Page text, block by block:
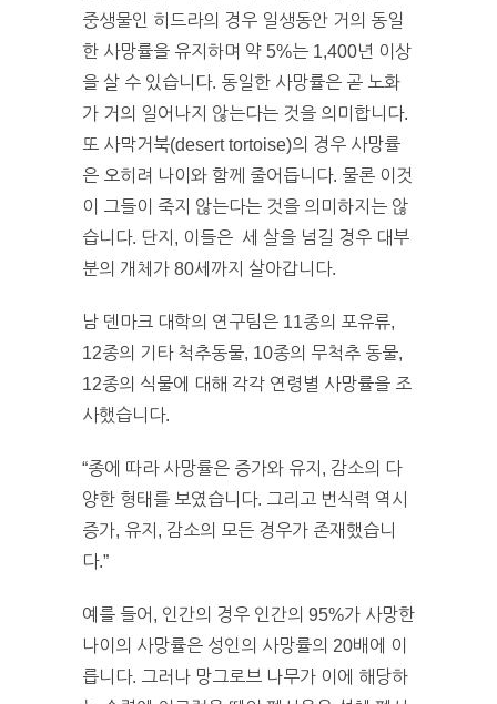
중생물인 히드라의 경우 일생동안 거의 동일
한 사망률을 유지하며 약 5%는 1,400년 이상
을 살 수 있습니다. 동일한 사망률은 곧 노화
가 거의 일어나지 않는다는 것을 의미합니다.
또 사막거북(desert tortoise)의 경우 사망률
은 오히려 나이와 함께 줄어듭니다. 물론 이것
이 그들이 죽지 않는다는 것을 의미하지는 않
습니다. 단지, 이들은 세 살을 넘길 경우 대부
분의 개체가 80세까지 살아갑니다.
남 덴마크 대학의 연구팀은 11종의 포유류,
12종의 기타 척추동물, 10종의 무척추 동물,
12종의 식물에 대해 각각 연령별 사망률을 조
사했습니다.
“종에 따라 사망률은 증가와 유지, 감소의 다
양한 형태를 보였습니다. 그리고 번식력 역시
증가, 유지, 감소의 모든 경우가 존재했습니
다.”
예를 들어, 인간의 경우 인간의 95%가 사망한
나이의 사망률은 성인의 사망률의 20배에 이
릅니다. 그러나 망그로브 나무가 이에 해당하